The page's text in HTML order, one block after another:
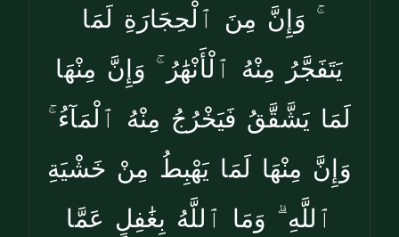
ۚ وَإِنَّ مِنَ ٱلْحِجَارَةِ لَمَا
يَتَفَجَّرُ مِنْهُ ٱلْأَنْهَٰرُ ۚ وَإِنَّ مِنْهَا
لَمَا يَشَّقَّقُ فَيَخْرُجُ مِنْهُ ٱلْمَآءُ ۚ
وَإِنَّ مِنْهَا لَمَا يَهْبِطُ مِنْ خَشْيَةِ
ٱللَّهِ ۗ وَمَا ٱللَّهُ بِغَٰفِلٍ عَمَّا